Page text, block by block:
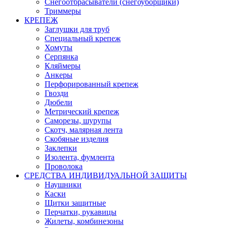
Триммеры
КРЕПЕЖ
Заглушки для труб
Специальный крепеж
Хомуты
Серпянка
Кляймеры
Анкеры
Перфорированный крепеж
Гвозди
Дюбели
Метрический крепеж
Саморезы, шурупы
Скотч, малярная лента
Скобяные изделия
Заклепки
Изолента, фумлента
Проволока
СРЕДСТВА ИНДИВИДУАЛЬНОЙ ЗАЩИТЫ
Наушники
Каски
Щитки защитные
Перчатки, рукавицы
Жилеты, комбинезоны